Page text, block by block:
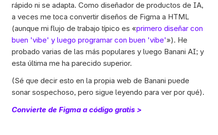
rápido ni se adapta. Como diseñador de productos de IA,
a veces me toca convertir diseños de Figma a HTML
(aunque mi flujo de trabajo típico es «primero diseñar con
buen 'vibe' y luego programar con buen 'vibe'»). He
probado varias de las más populares y luego Banani AI; y
esta última me ha parecido superior.
(Sé que decir esto en la propia web de Banani puede
sonar sospechoso, pero sigue leyendo para ver por qué).
Convierte de Figma a código gratis >